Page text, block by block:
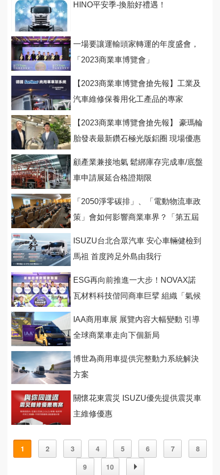
HINO平安季-換胎好禮遇！
一場要讓運輸頭家轉運的年度盛會，
「2023商業車博覽會」
【2023商業車博覽會搶先報】工業及
汽車維修保養用化工產品的專家
【2023商業車博覽會搶先報】 豪瑪輪
胎發表最新鑽石極光版鋁圈 現場優惠
顧產業兼接地氣 鬆綁庫存完成車/底盤
車申請展延合格證期限
「2050淨零碳排」、「電動物流車政
策」會如何影響商業車界？「第五屆
ISUZU台北合眾汽車 安心車輛健檢到
馬祖 首度跨足外島由我行
ESG再向前推進一大步！NOVAX諾
瓦材料科技偕同商車巨擘 組織「氣候
IAA商用車展 展覽內容大幅變動 引導
全球商業車走向下個新局
博世為商用車提供完整動力系統解決
方案
關懷花東震災 ISUZU優先提供震災車
主維修優惠
1 2 3 4 5 6 7
8
9
10